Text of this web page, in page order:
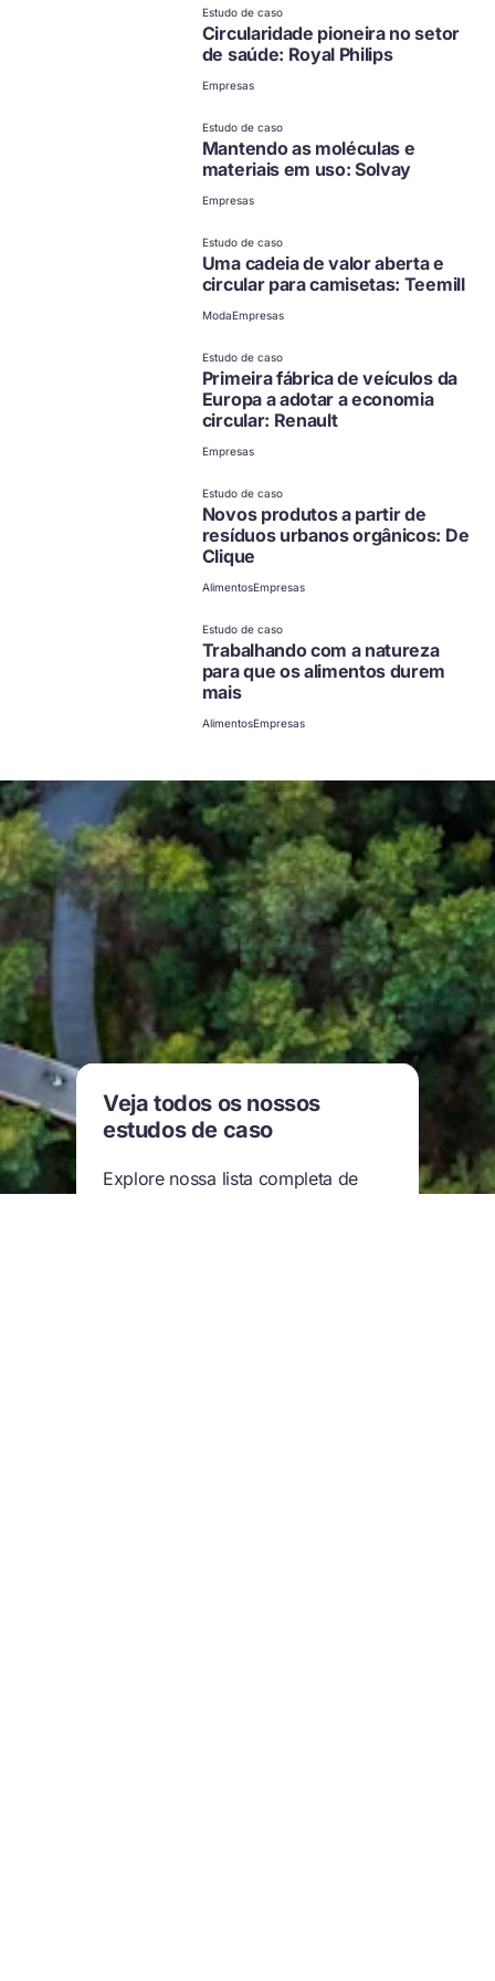
Estudo de caso
Circularidade pioneira no setor
de saúde: Royal Philips
Empresas
Estudo de caso
Mantendo as moléculas e
materiais em uso: Solvay
Empresas
Estudo de caso
Uma cadeia de valor aberta e
circular para camisetas: Teemill
ModaEmpresas
Estudo de caso
Primeira fábrica de veículos da
Europa a adotar a economia
circular: Renault
Empresas
Estudo de caso
Novos produtos a partir de
resíduos urbanos orgânicos: De
Clique
AlimentosEmpresas
Estudo de caso
Trabalhando com a natureza
para que os alimentos durem
mais
AlimentosEmpresas
Veja todos os nossos
estudos de caso
Explore nossa lista completa de